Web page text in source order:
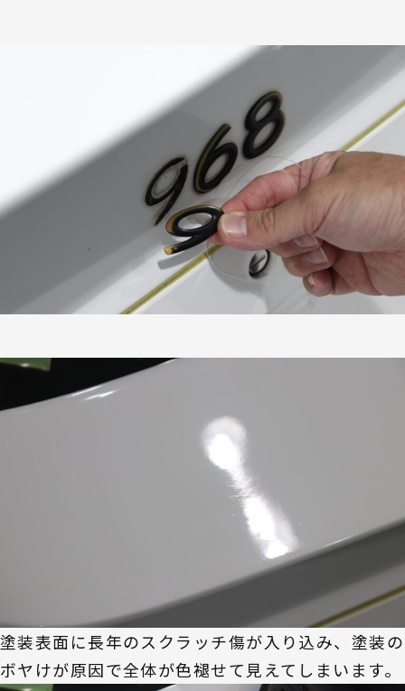
塗装表面に長年のスクラッチ傷が入り込み、塗装の
ボヤけが原因で全体が色褪せて見えてしまいます。